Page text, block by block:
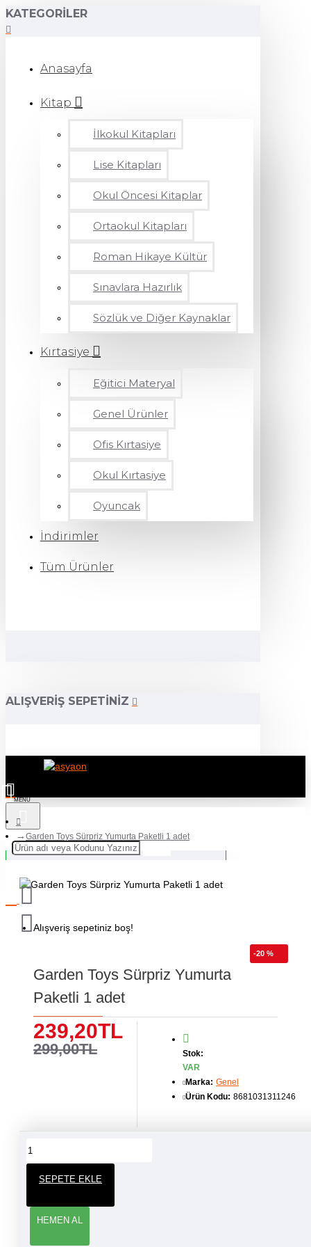
KATEGORILER
Anasayfa
Kitap
İlkokul Kitapları
Lise Kitapları
Okul Öncesi Kitaplar
Ortaokul Kitapları
Roman Hikaye Kültür
Sınavlara Hazırlık
Sözlük ve Diğer Kaynaklar
Kırtasiye
Eğitici Materyal
Genel Ürünler
Ofis Kırtasiye
Okul Kırtasiye
Oyuncak
İndirimler
Tüm Ürünler
ALIŞVERIŞ SEPETINIZ
Alışveriş sepetiniz boş!
Garden Toys Sürpriz Yumurta Paketli 1 adet
-20 %
Garden Toys Sürpriz Yumurta
Paketli 1 adet
239,20TL
299,00TL
Stok:
VAR
Marka: Genel
Ürün Kodu: 8681031311246
SEPETE EKLE
HEMEN AL
ÜRÜN YORUMLARI